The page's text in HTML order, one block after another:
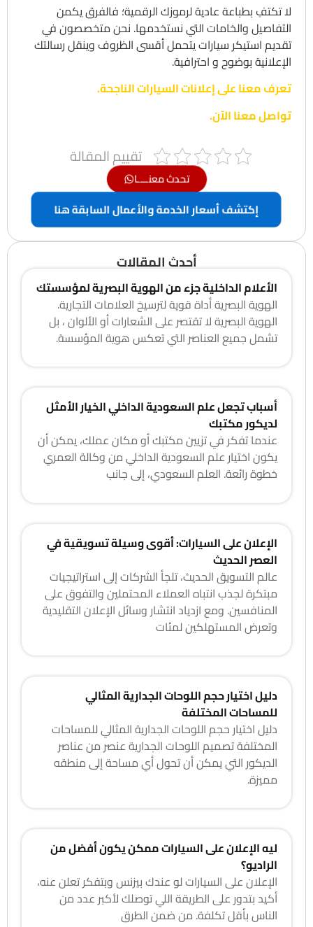
لا تكتفِ بطباعة عادية لرموزك الرقمية؛ فالفرق يكمن
التفاصيل والخامات التي نستخدمها. نحن متخصصون في
تقديم استيكر سيارات يتحمل أقسى الظروف وينقل رسالتك
الإعلانية بوضوح و احترافية.
تعرف معنا على إعلانات السيارات الناجحة.
تواصل معنا الآن.
تقييم المقالة
تحدث معنــــا
إكتشف أسعار الخدمة والأعمال السابقة هنا
أحدث المقالات
الأعلام الداخلية جزء من الهوية البصرية لمؤسستك
الهوية البصرية أداة قوية لترسيخ العلامات التجارية.
الهوية البصرية لا تقتصر على الشعارات أو الألوان ، بل
تشمل جميع العناصر التي تعكس هوية المؤسسة.
أسباب تجعل علم السعودية الداخلي الخيار الأمثل
لديكور مكتبك
عندما تفكر في تزيين مكتبك أو مكان عملك، يمكن أن
يكون اختيار علم السعودية الداخلي من وكالة العمري
خطوة رائعة. العلم السعودي، إلى جانب
الإعلان على السيارات: أقوى وسيلة تسويقية في
العصر الحديث
عالم التسويق الحديث، تلجأ الشركات إلى استراتيجيات
مبتكرة لجذب انتباه العملاء المحتملين والتفوق على
المنافسين. ومع ازدياد انتشار وسائل الإعلان التقليدية
وتعرض المستهلكين لمئات
دليل اختيار حجم اللوحات الجدارية المثالي
للمساحات المختلفة
دليل اختيار حجم اللوحات الجدارية المثالي للمساحات
المختلفة تصميم اللوحات الجدارية عنصر من عناصر
الديكور التي يمكن أن تحول أي مساحة إلى منطقه
مميزة.
ليه الإعلان على السيارات ممكن يكون أفضل من
الراديو؟
الإعلان على السيارات لو عندك بيزنس وبتفكر تعلن عنه،
أكيد بتدور على الطريقة اللي توصلك لأكبر عدد من
الناس بأقل تكلفة. من ضمن الطرق